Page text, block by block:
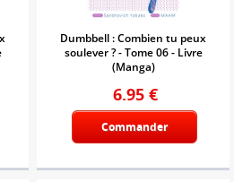
Dumbbell : Combien tu peux
soulever ? - Tome 06 - Livre
(Manga)
6.95 €
Commander